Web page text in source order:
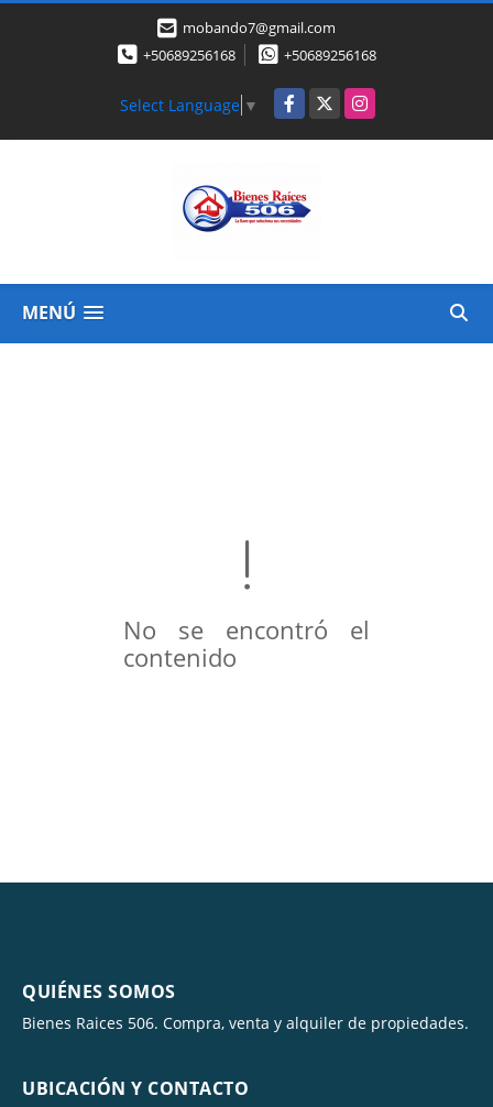
mobando7@gmail.com
+50689256168
+50689256168
Select Language ▼ Facebook
X Instagram
MENÚ
No se encontró el
contenido
QUIÉNES SOMOS
Bienes Raices 506. Compra, venta y alquiler de propiedades.
UBICACIÓN Y CONTACTO